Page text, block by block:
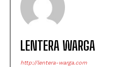
LENTERA WARGA
http://lentera-warga.com